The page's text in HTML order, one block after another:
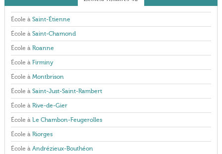
École à Saint-Étienne
École à Saint-Chamond
École à Roanne
École à Firminy
École à Montbrison
École à Saint-Just-Saint-Rambert
École à Rive-de-Gier
École à Le Chambon-Feugerolles
École à Riorges
École à Andrézieux-Bouthéon